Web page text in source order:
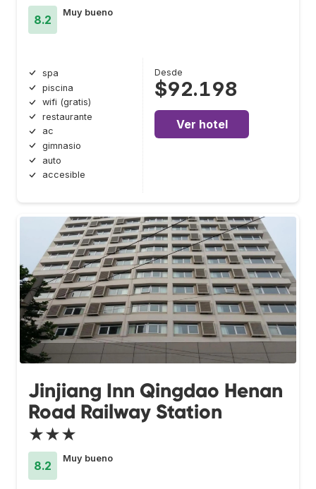
8.2
Muy bueno
spa
piscina
wifi (gratis)
restaurante
ac
gimnasio
auto
accesible
Desde
$92.198
Ver hotel
Jinjiang Inn Qingdao Henan
Road Railway Station
★★★
8.2
Muy bueno